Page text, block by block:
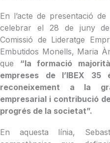
En l’acte de presentació
celebrar el 28 de juny
Comissió de Lideratge
Embutidos Monells, Maria
que “la formació
empreses de l’IBEX 35
reconeixement a la
empresarial i contribució
progrés de la societat”.
En aquesta línia,